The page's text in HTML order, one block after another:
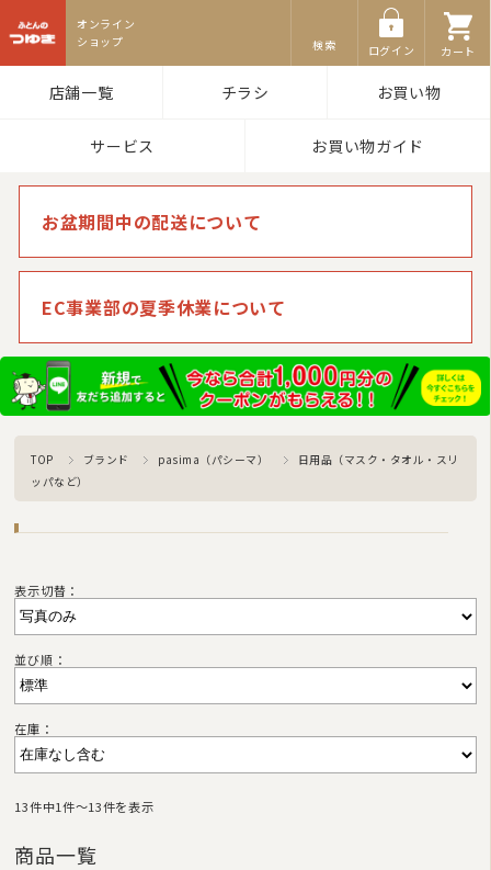
検索 ログイン カート
店舗一覧 チラシ お買い物
サービス お買い物ガイド
お盆期間中の配送について
EC事業部の夏季休業について
TOP ブランド pasima（パシーマ）
日用品（マスク・タオル・スリ
ッパなど）
表示切替：
並び順：
在庫：
13件中1件〜13件を表示
商品一覧